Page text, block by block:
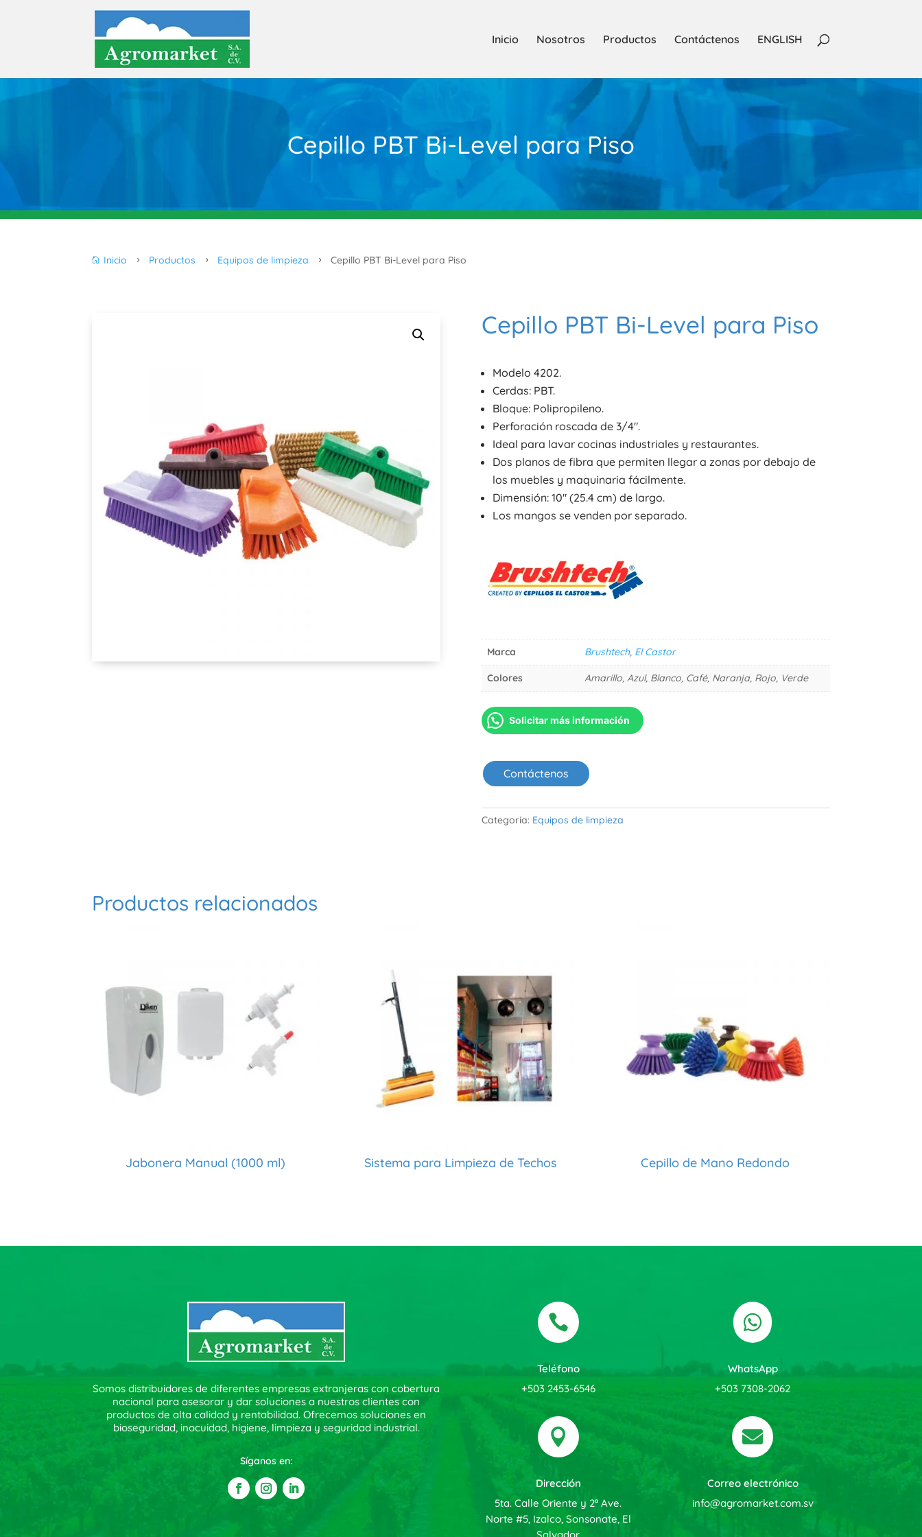
Inicio Nosotros Productos Contáctenos ENGLISH
Cepillo PBT Bi-Level para Piso
 Inicio 5 Productos 5 Equipos de limpieza 5 Cepillo PBT Bi-Level para Piso
Cepillo PBT Bi-Level para Piso
Modelo 4202.
Cerdas: PBT.
Bloque: Polipropileno.
Perforación roscada de 3/4″.
Ideal para lavar cocinas industriales y restaurantes.
Dos planos de fibra que permiten llegar a zonas por debajo de
los muebles y maquinaria fácilmente.
Dimensión: 10″ (25.4 cm) de largo.
Los mangos se venden por separado.
Marca Brushtech, El Castor
Colores Amarillo, Azul, Blanco, Café, Naranja, Rojo, Verde
Solicitar más información
Contáctenos
Categoría: Equipos de limpieza
Productos relacionados
Jabonera Manual (1000 ml) Sistema para Limpieza de Techos Cepillo de Mano Redondo
Somos distribuidores de diferentes empresas extranjeras con cobertura
nacional para asesorar y dar soluciones a nuestros clientes con
productos de alta calidad y rentabilidad. Ofrecemos soluciones en
bioseguridad, inocuidad, higiene, limpieza y seguridad industrial.
Síganos en:

Teléfono
+503 2453-6546

Dirección
5ta. Calle Oriente y 2ª Ave.
Norte #5, Izalco, Sonsonate, El

WhatsApp
+503 7308-2062

Correo electrónico
info@agromarket.com.sv